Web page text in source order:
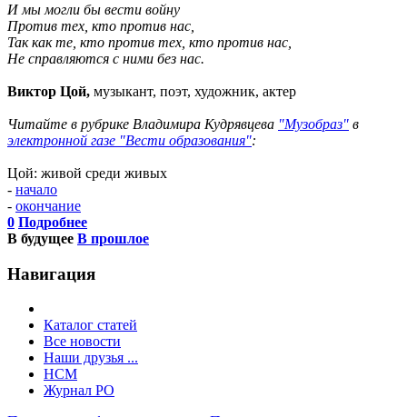
И мы могли бы вести войну
Против тех, кто против нас,
Так как те, кто против тех, кто против нас,
Не справляются с ними без нас.
Виктор Цой, музыкант, поэт, художник, актер
Читайте в рубрике Владимира Кудрявцева "Музобраз" в
электронной газе "Вести образования":
Цой: живой среди живых
- начало
- окончание
0 Подробнее
В будущее В прошлое
Навигация
Каталог статей
Все новости
Наши друзья ...
HCM
Журнал РО